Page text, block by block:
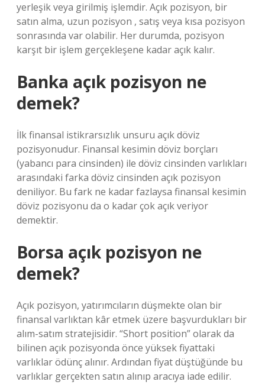
yerleşik veya girilmiş işlemdir. Açık pozisyon, bir
satın alma, uzun pozisyon , satış veya kısa pozisyon
sonrasında var olabilir. Her durumda, pozisyon
karşıt bir işlem gerçekleşene kadar açık kalır.
Banka açık pozisyon ne
demek?
İlk finansal istikrarsızlık unsuru açık döviz
pozisyonudur. Finansal kesimin döviz borçları
(yabancı para cinsinden) ile döviz cinsinden varlıkları
arasındaki farka döviz cinsinden açık pozisyon
deniliyor. Bu fark ne kadar fazlaysa finansal kesimin
döviz pozisyonu da o kadar çok açık veriyor
demektir.
Borsa açık pozisyon ne
demek?
Açık pozisyon, yatırımcıların düşmekte olan bir
finansal varlıktan kâr etmek üzere başvurdukları bir
alım-satım stratejisidir. “Short position” olarak da
bilinen açık pozisyonda önce yüksek fiyattaki
varlıklar ödünç alınır. Ardından fiyat düştüğünde bu
varlıklar gerçekten satın alınıp aracıya iade edilir.